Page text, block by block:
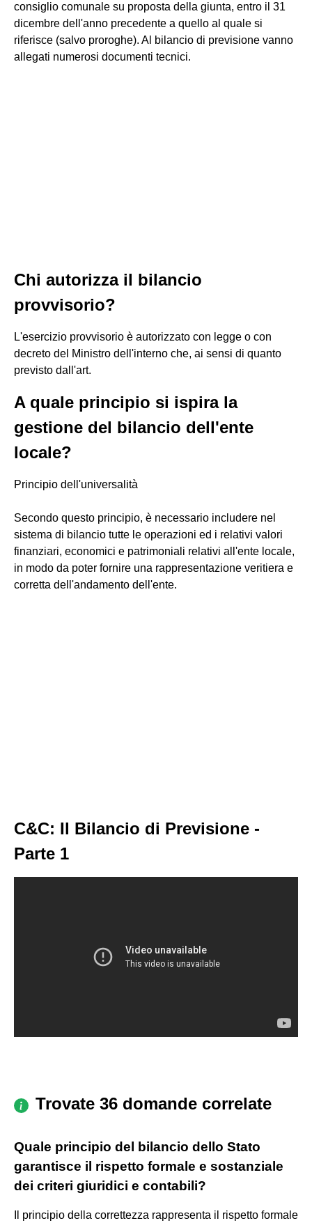
consiglio comunale su proposta della giunta, entro il 31
dicembre dell'anno precedente a quello al quale si
riferisce (salvo proroghe). Al bilancio di previsione vanno
allegati numerosi documenti tecnici.
Chi autorizza il bilancio
provvisorio?
L'esercizio provvisorio è autorizzato con legge o con
decreto del Ministro dell'interno che, ai sensi di quanto
previsto dall'art.
A quale principio si ispira la
gestione del bilancio dell'ente
locale?
Principio dell'universalità
Secondo questo principio, è necessario includere nel
sistema di bilancio tutte le operazioni ed i relativi valori
finanziari, economici e patrimoniali relativi all'ente locale,
in modo da poter fornire una rappresentazione veritiera e
corretta dell'andamento dell'ente.
C&C: Il Bilancio di Previsione -
Parte 1
Trovate 36 domande correlate
Quale principio del bilancio dello Stato
garantisce il rispetto formale e sostanziale
dei criteri giuridici e contabili?
Il principio della correttezza rappresenta il rispetto formale